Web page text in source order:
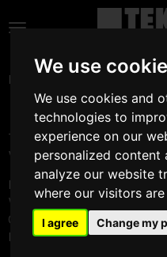
We use
We use cookies and
technologies to
experience on our
personalized content
analyze our website
where our visitors
I agree Change my
Hauptinhalt
Dieser Online Shop wird
TANZ-RAUSCH /
Vertretungsberechtigt:
Herr Mirko Schubert
Warthaer Str. 81
01157Dresden
Deutschland